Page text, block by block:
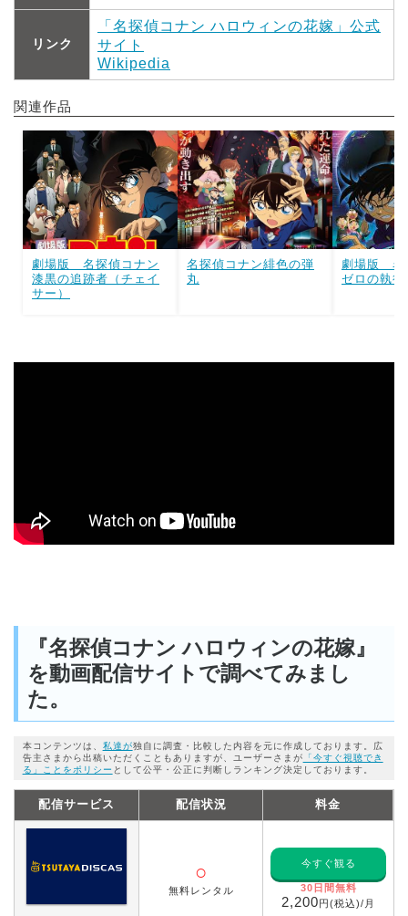
リンク
「名探偵コナン ハロウィンの花嫁」公式
サイト
Wikipedia
関連作品
劇場版 名探偵コナン
漆黒の追跡者（チェイ
サー）
名探偵コナン緋色の弾
丸
劇場版 名
ゼロの執行
『名探偵コナン ハロウィンの花嫁』
を動画配信サイトで調べてみまし
た。
本コンテンツは、 私達が独自に調査・比較した内容を元に作成しております。広
告主さまから出稿いただくこともありますが、ユーザーさまが 「今すぐ視聴でき
る」ことをポリシー として公平・公正に判断しランキング決定しております。
配信サービス 配信状況 料金
○
無料レンタル
今すぐ観る
30日間無料
2,200円(税込)/月